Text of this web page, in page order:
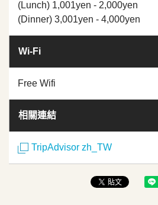
(Lunch) 1,001yen - 2,000yen
(Dinner) 3,001yen - 4,000yen
Wi-Fi
Free Wifi
相關連結
TripAdvisor zh_TW